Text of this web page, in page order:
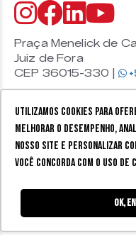
Utilizamos cookies para
melhorar o desempenho,
nosso site e personalizar
você concorda com o uso de
Ok,
Praça Menelick de
Juiz de Fora
CEP 36015-330 |
os direitos